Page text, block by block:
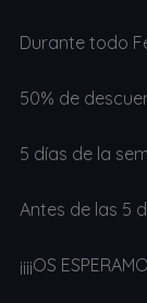
Durante todo
50% de
5 días de la
Antes de las 5
¡¡¡¡OS